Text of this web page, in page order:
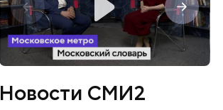
Новости СМИ2